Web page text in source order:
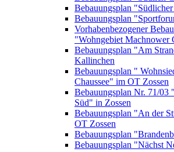
Bebauungsplan
Bebauungsplan
Vorhabenbezogener
"Wohngebiet Machnower
Bebauungsplan "Am
Kallinchen
Bebauungsplan "
Chaussee" im OT Zossen
Bebauungsplan Nr. 71/03
Süd" in Zossen
Bebauungsplan "An der
OT Zossen
Bebauungsplan
Bebauungsplan "Nächst